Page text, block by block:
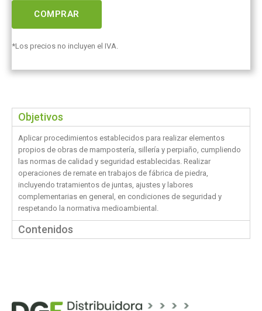
COMPRAR
*Los precios no incluyen el IVA.
Objetivos
Aplicar procedimientos establecidos para realizar elementos
propios de obras de mampostería, sillería y perpiaño, cumpliendo
las normas de calidad y seguridad establecidas. Realizar
operaciones de remate en trabajos de fábrica de piedra,
incluyendo tratamientos de juntas, ajustes y labores
complementarias en general, en condiciones de seguridad y
respetando la normativa medioambiental.
Contenidos